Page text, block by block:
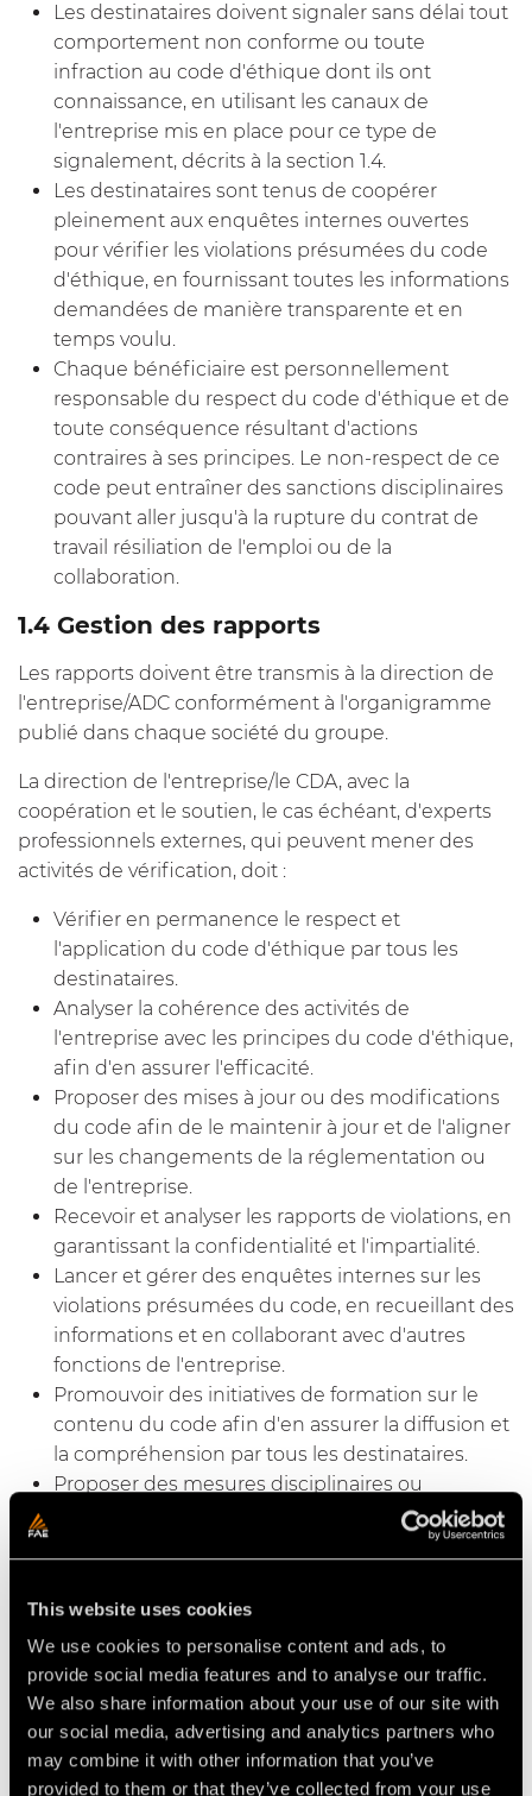
This website uses cookies
We use cookies to personalise content and ads, to
provide social media features and to analyse our traffic.
We also share information about your use of our site with
our social media, advertising and analytics partners who
may combine it with other information that you’ve
provided to them or that they’ve collected from your use
Les destinataires doivent signaler sans délai tout
comportement non conforme ou toute
infraction au code d'éthique dont ils ont
connaissance, en utilisant les canaux de
l'entreprise mis en place pour ce type de
signalement, décrits à la section 1.4.
Les destinataires sont tenus de coopérer
pleinement aux enquêtes internes ouvertes
pour vérifier les violations présumées du code
d'éthique, en fournissant toutes les informations
demandées de manière transparente et en
temps voulu.
Chaque bénéficiaire est personnellement
responsable du respect du code d'éthique et de
toute conséquence résultant d'actions
contraires à ses principes. Le non-respect de ce
code peut entraîner des sanctions disciplinaires
pouvant aller jusqu'à la rupture du contrat de
travail résiliation de l'emploi ou de la
collaboration.
1.4 Gestion des rapports
Les rapports doivent être transmis à la direction de
l'entreprise/ADC conformément à l'organigramme
publié dans chaque société du groupe.
La direction de l'entreprise/le CDA, avec la
coopération et le soutien, le cas échéant, d'experts
professionnels externes, qui peuvent mener des
activités de vérification, doit :
Vérifier en permanence le respect et
l'application du code d'éthique par tous les
destinataires.
Analyser la cohérence des activités de
l'entreprise avec les principes du code d'éthique,
afin d'en assurer l'efficacité.
Proposer des mises à jour ou des modifications
du code afin de le maintenir à jour et de l'aligner
sur les changements de la réglementation ou
de l'entreprise.
Recevoir et analyser les rapports de violations, en
garantissant la confidentialité et l'impartialité.
Lancer et gérer des enquêtes internes sur les
violations présumées du code, en recueillant des
informations et en collaborant avec d'autres
fonctions de l'entreprise.
Promouvoir des initiatives de formation sur le
contenu du code afin d'en assurer la diffusion et
la compréhension par tous les destinataires.
Proposer des mesures disciplinaires ou
correctives en cas de violation avérée du code
conséquences de sa violation
Le respect du Code d'éthique est considéré comme
un élément essentiel des obligations contractuelles
des employés de la FAE, conformément à la
réglementation en vigueur dans les différents pays.
Tout employé qui adopte un comportement